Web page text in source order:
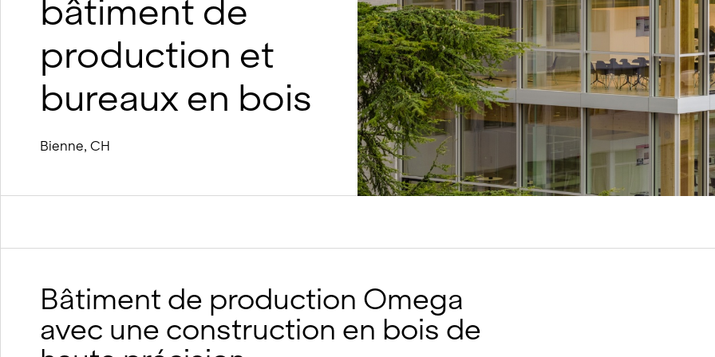
Construction durable en bois
en bois
Processus BIM
Concepts de viabilité hivernale
Hôtellerie et restauration
Loisirs et Sport
Santé et
Service hivernal
Événements
bâtiment de
production et
bureaux en bois
Bienne, CH
Bâtiment de production Omega
avec une construction en bois de